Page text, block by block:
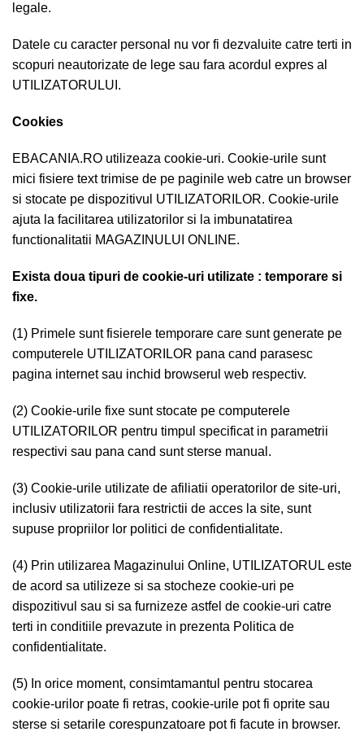
legale.
Datele cu caracter personal nu vor fi dezvaluite catre terti in
scopuri neautorizate de lege sau fara acordul expres al
UTILIZATORULUI.
Cookies
EBACANIA.RO utilizeaza cookie-uri. Cookie-urile sunt
mici fisiere text trimise de pe paginile web catre un browser
si stocate pe dispozitivul UTILIZATORILOR. Cookie-urile
ajuta la facilitarea utilizatorilor si la imbunatatirea
functionalitatii MAGAZINULUI ONLINE.
Exista doua tipuri de cookie-uri utilizate : temporare si
fixe.
(1) Primele sunt fisierele temporare care sunt generate pe
computerele UTILIZATORILOR pana cand parasesc
pagina internet sau inchid browserul web respectiv.
(2) Cookie-urile fixe sunt stocate pe computerele
UTILIZATORILOR pentru timpul specificat in parametrii
respectivi sau pana cand sunt sterse manual.
(3) Cookie-urile utilizate de afiliatii operatorilor de site-uri,
inclusiv utilizatorii fara restrictii de acces la site, sunt
supuse propriilor lor politici de confidentialitate.
(4) Prin utilizarea Magazinului Online, UTILIZATORUL este
de acord sa utilizeze si sa stocheze cookie-uri pe
dispozitivul sau si sa furnizeze astfel de cookie-uri catre
terti in conditiile prevazute in prezenta Politica de
confidentialitate.
(5) In orice moment, consimtamantul pentru stocarea
cookie-urilor poate fi retras, cookie-urile pot fi oprite sau
sterse si setarile corespunzatoare pot fi facute in browser.